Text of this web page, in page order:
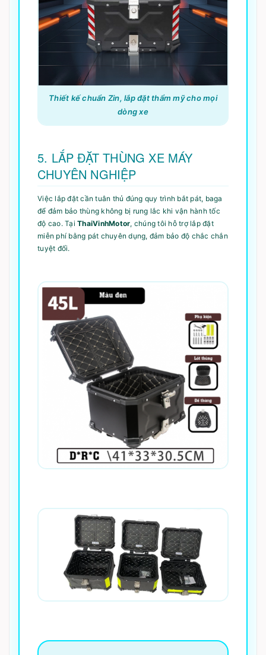
Thiết kế chuẩn Zin, lắp đặt thẩm mỹ cho mọi
dòng xe
5. LẮP ĐẶT THÙNG XE MÁY
CHUYÊN NGHIỆP
Việc lắp đặt cần tuân thủ đúng quy trình bắt pát, baga
để đảm bảo thùng không bị rung lắc khi vận hành tốc
độ cao. Tại ThaiVinhMotor, chúng tôi hỗ trợ lắp đặt
miễn phí bằng pát chuyên dụng, đảm bảo độ chắc chắn
tuyệt đối.